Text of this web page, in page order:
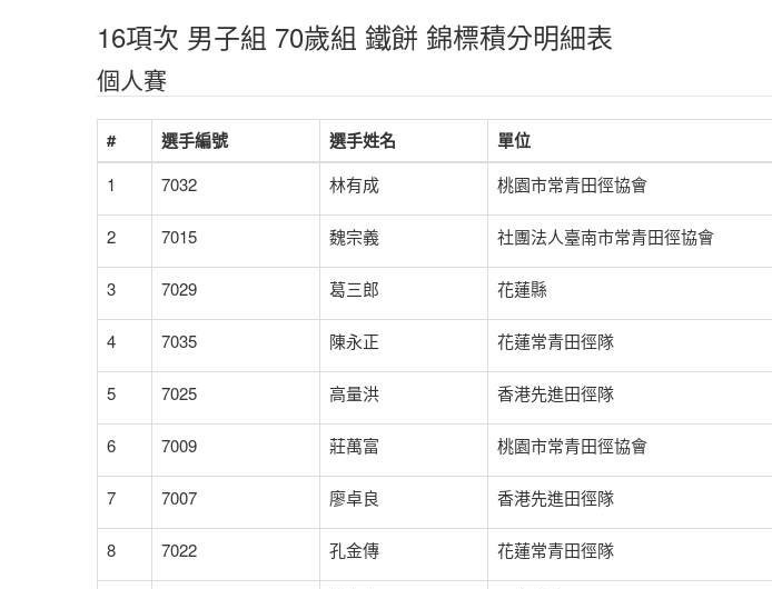
16項次 男子組 70歲組 鐵餅 錦標積分明細表
個人賽
# 選手編號 選手姓名 單位
1 7032 林有成 桃園市常青田徑協會
2 7015 魏宗義 社團法人臺南市常青田徑協會
3 7029 葛三郎 花蓮縣
4 7035 陳永正 花蓮常青田徑隊
5 7025 高量洪 香港先進田徑隊
6 7009 莊萬富 桃園市常青田徑協會
7 7007 廖卓良 香港先進田徑隊
8 7022 孔金傳 花蓮常青田徑隊